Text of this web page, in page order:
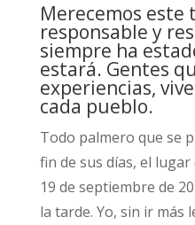
Merecemos este
responsable y
siempre ha
estará. Gentes
experiencias,
cada pueblo.
Todo palmero que se
fin de sus días, el
19 de septiembre de
la tarde. Yo, sin ir más